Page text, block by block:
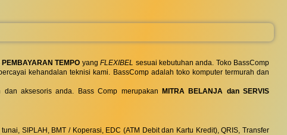
PEMBAYARAN TEMPO yangFLEXIBEL sesuai kebutuhan anda. Toko BassComp
kehandalan teknisi kami. BassComp adalah toko komputer termurah dan
aksesoris anda. Bass Comp merupakan
MITRA BELANJA dan SERVIS
SIPLAH, BMT / Koperasi, EDC (ATM Debit dan Kartu Kredit), QRIS, Transfer